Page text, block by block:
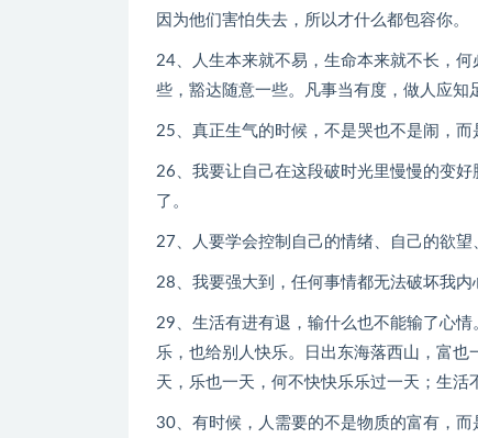
因为他们害怕失去，所以才什么都包容你。
24、人生本来就不易，生命本来就不长，
些，豁达随意一些。凡事当有度，做人应知
25、真正生气的时候，不是哭也不是闹，而
26、我要让自己在这段破时光里慢慢的变
了。
27、人要学会控制自己的情绪、自己的欲
28、我要强大到，任何事情都无法破坏我
29、生活有进有退，输什么也不能输了心
乐，也给别人快乐。日出东海落西山，富
天，乐也一天，何不快快乐乐过一天；生活
30、有时候，人需要的不是物质的富有，